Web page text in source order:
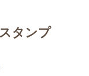
タンプ